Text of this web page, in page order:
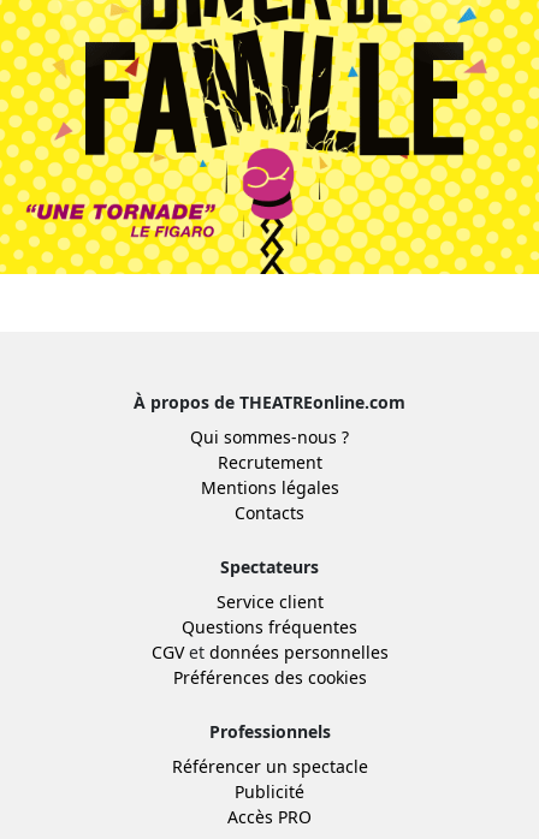
À propos de THEATREonline.com
Qui sommes-nous ?
Recrutement
Mentions légales
Contacts
Spectateurs
Service client
Questions fréquentes
CGVet données personnelles
Préférences des cookies
Professionnels
Référencer un spectacle
Publicité
Accès PRO